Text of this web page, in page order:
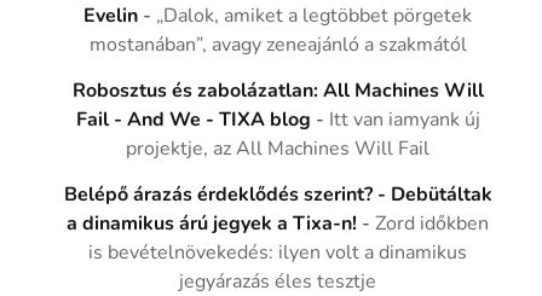
Evelin - „Dalok, amiket a legtöbbet pörgetek
mostanában”, avagy zeneajánló a szakmától
Robosztus és zabolázatlan: All Machines Will
Fail - And We - TIXA blog - Itt van iamyank új
projektje, az All Machines Will Fail
Belépő árazás érdeklődés szerint? - Debütáltak
a dinamikus árú jegyek a Tixa-n! -Zord időkben
is bevételnövekedés: ilyen volt a dinamikus
jegyárazás éles tesztje